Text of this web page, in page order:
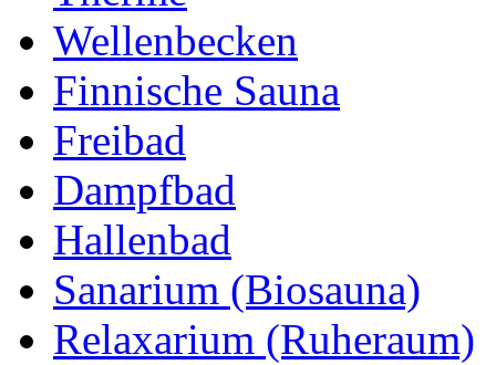
Wellenbecken
Finnische Sauna
Freibad
Dampfbad
Hallenbad
Sanarium (Biosauna)
Relaxarium (Ruheraum)